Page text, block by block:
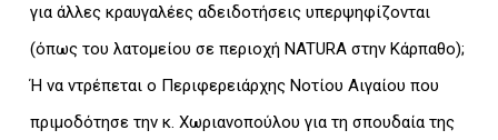
για άλλες κραυγαλέες αδειδοτήσεις υπερψηφίζονται
(όπως του λατομείου σε περιοχή NATURA στην Κάρπαθο);
Ή να ντρέπεται ο Περιφερειάρχης Νοτίου Αιγαίου που
πριμοδότησε την κ. Χωριανοπούλου για τη σπουδαία της